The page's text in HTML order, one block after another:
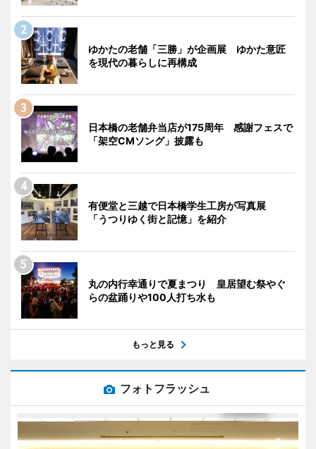
ゆかたの老舗「三勝」が企画展 ゆかた意匠
を現代の暮らしに再構成
日本橋の老舗弁当店が175周年 感謝フェスで
「架空CMソング」披露も
有便堂と三越で日本橋学生工房が写真展
「うつりゆく街と記憶」を紹介
丸の内行幸通りで夏まつり 皇居望む祭やぐ
らの盆踊りや100人打ち水も
もっと見る
フォトフラッシュ